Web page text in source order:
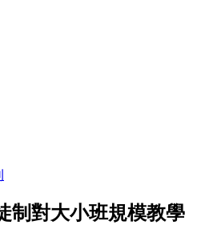
制對大小班規模教學